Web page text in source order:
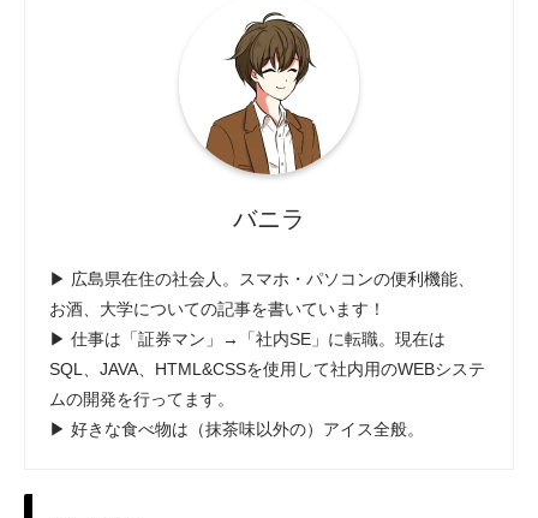
バニラ
▶ 広島県在住の社会人。スマホ・パソコンの便利機能、
お酒、大学についての記事を書いています！
▶ 仕事は「証券マン」→「社内SE」に転職。現在は
SQL、JAVA、HTML&CSSを使用して社内用のWEBシステ
ムの開発を行ってます。
▶ 好きな食べ物は（抹茶味以外の）アイス全般。